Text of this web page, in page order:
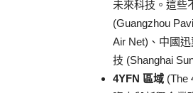
未來科技。這些
(Guangzhou
Air Net)、中國
技 (Shanghai
4YFN 區域 (The